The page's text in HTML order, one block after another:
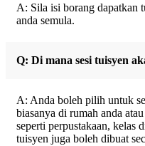
A: Sila isi borang dapatkan
anda semula.
Q: Di mana sesi tuisyen
A: Anda boleh pilih untuk
biasanya di rumah anda
seperti perpustakaan, kelas
tuisyen juga boleh dibuat